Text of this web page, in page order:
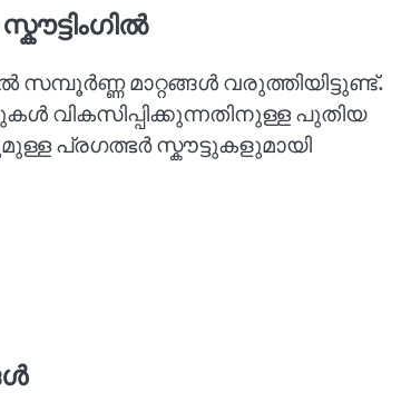
സമ്പൂർണ്ണ മാറ്റങ്ങൾ വരുത്തിയിട്ടുണ്ട്.
വികസിപ്പിക്കുന്നതിനുള്ള പുതിയ
പ്രഗത്ഭർ സ്കൗട്ടുകളുമായി